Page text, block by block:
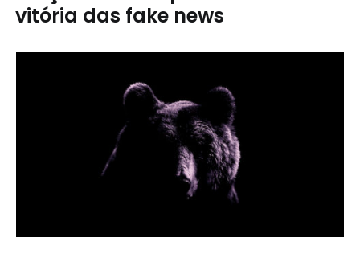
vitória das fake news